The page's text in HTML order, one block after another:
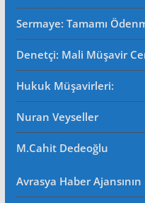
Sermaye: Tamamı
Denetçi: Mali Müşavir
Hukuk Müşavirleri:
Nuran Veyseller
M.Cahit Dedeoğlu
Avrasya Haber